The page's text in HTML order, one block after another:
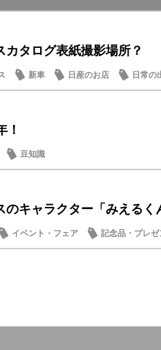
カタログ表紙撮影場所？
新車 日産のお店 日常の
！
豆知識
のキャラクター「みえるく
イベント・フェア 記念品・プレゼ